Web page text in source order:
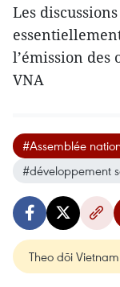
Les
l’émission des
VNA
#Assemblée
#développement
Theo dõi